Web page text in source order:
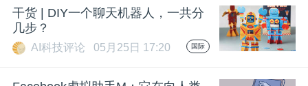
峰
干货 | DIY一个聊天机器人，一共分
几步？
AI科技评论 05月25日 17:20 国际